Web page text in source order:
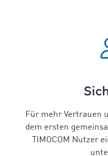
Für mehr Vertrauen
dem ersten
TIMOCOM Nutzer